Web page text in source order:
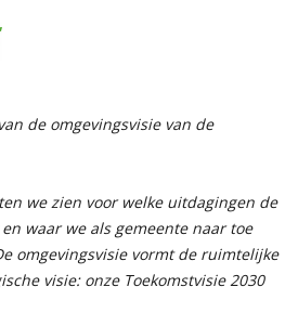
de omgevingsvisie van de
we zien voor welke uitdagingen de
waar we als gemeente naar toe
omgevingsvisie vormt de ruimtelijke
visie: onze Toekomstvisie 2030